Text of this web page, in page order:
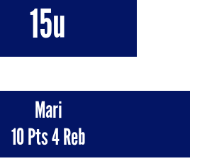
15u
Mari
10 Pts 4 Reb